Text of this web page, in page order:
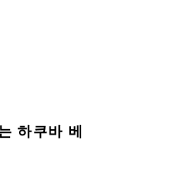
하쿠바 베